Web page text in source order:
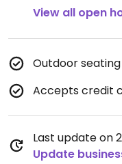
View all open
Outdoor seating
Accepts credit
Last update on
Update